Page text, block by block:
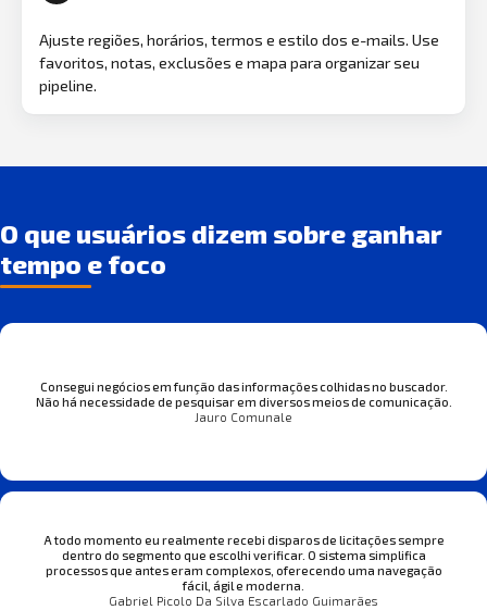
Ajuste regiões, horários, termos e estilo dos e-mails. Use
favoritos, notas, exclusões e mapa para organizar seu
pipeline.
O que usuários dizem sobre ganhar
tempo e foco
Consegui negócios em função das informações colhidas no buscador.
Não há necessidade de pesquisar em diversos meios de comunicação.
Jauro Comunale
A todo momento eu realmente recebi disparos de licitações sempre
dentro do segmento que escolhi verificar. O sistema simplifica
processos que antes eram complexos, oferecendo uma navegação
fácil, ágil e moderna.
Gabriel Picolo Da Silva Escarlado Guimarães